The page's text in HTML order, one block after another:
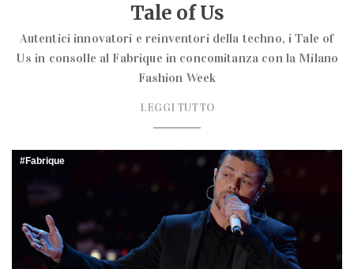
Tale of Us
Autentici innovatori e reinventori della techno, i Tale of
Us in consolle al Fabrique in concomitanza con la Milano
Fashion Week
LEGGI TUTTO
Fabrique